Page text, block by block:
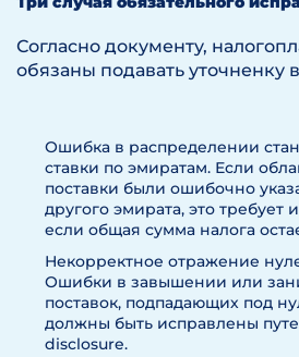
Согласно документу,
обязаны подавать уточненку
Ошибка в распределении
ставки по эмиратам. Если
поставки были ошибочно
другого эмирата, это требует
если общая сумма налога
Некорректное отражение
Ошибки в завышении или
поставок, подпадающих под
должны быть исправлены
disclosure.